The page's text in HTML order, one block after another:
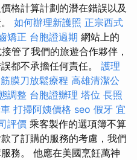
格計算計劃的潛在錯誤以及
如何辦理新護照 正宗西式
矯正 台胞證過期 網站上的
管了我們的旅遊合作夥伴，
都不承擔任何責任。 護理
膜刀放鬆療程 高雄清潔公
調整 台胞證辦理 塔位 長照
打掃阿姨價格 seo 假牙 宜
評價 乘客製作的選項簿不算
了訂購的服務的考慮，我們
務。 他應在美國烹飪萬神